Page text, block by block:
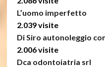
L’uomo imperfetto
2.039 visite
Di Siro autonoleggio
2.006 visite
Dca odontoiatria srl